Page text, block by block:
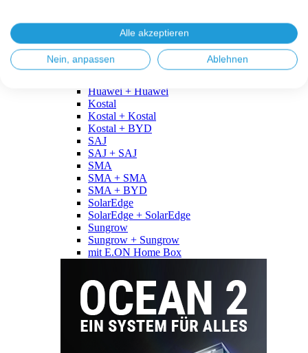
Fronius + BYD
GoodWe
GoodWe + GoodWe
GoodWe + BYD
Huawei + Huawei
Kostal
Kostal + Kostal
Kostal + BYD
SAJ
SAJ + SAJ
SMA
SMA + SMA
SMA + BYD
SolarEdge
SolarEdge + SolarEdge
Sungrow
Sungrow + Sungrow
mit E.ON Home Box
Alle akzeptieren
Nein, anpassen Ablehnen